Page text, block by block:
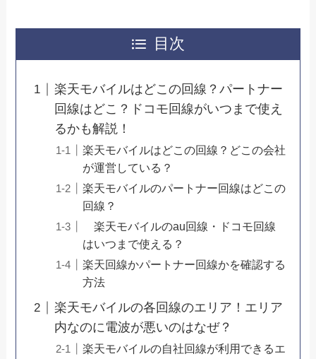
目次
楽天モバイルはどこの回線？パートナー
回線はどこ？ドコモ回線がいつまで使え
るかも解説！
楽天モバイルはどこの回線？どこの会社
が運営している？
楽天モバイルのパートナー回線はどこの
回線？
楽天モバイルのau回線・ドコモ回線
はいつまで使える？
楽天回線かパートナー回線かを確認する
方法
楽天モバイルの各回線のエリア！エリア
内なのに電波が悪いのはなぜ？
楽天モバイルの自社回線が利用できるエ